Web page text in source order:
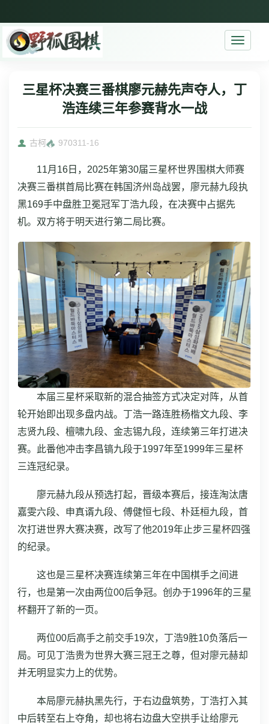
Toggle
三星杯决赛三番棋廖元赫先声夺人，丁
浩连续三年参赛背水一战
古柯 970311-16
11月16日，2025年第30届三星杯世界围棋大师赛
决赛三番棋首局比赛在韩国济州岛战罢，廖元赫九段执
黑169手中盘胜卫冕冠军丁浩九段，在决赛中占据先
机。双方将于明天进行第二局比赛。
本届三星杯采取新的混合抽签方式决定对阵，从首
轮开始即出现多盘内战。丁浩一路连胜杨楷文九段、李
志贤九段、檀啸九段、金志锡九段，连续第三年打进决
赛。此番他冲击李昌镐九段于1997年至1999年三星杯
三连冠纪录。
廖元赫九段从预选打起，晋级本赛后，接连淘汰唐
嘉雯六段、申真谞九段、傅健恒七段、朴廷桓九段，首
次打进世界大赛决赛，改写了他2019年止步三星杯四强
的纪录。
这也是三星杯决赛连续第三年在中国棋手之间进
行，也是第一次由两位00后争冠。创办于1996年的三星
杯翻开了新的一页。
两位00后高手之前交手19次，丁浩9胜10负落后一
局。可见丁浩贵为世界大赛三冠王之尊，但对廖元赫却
并无明显实力上的优势。
本局廖元赫执黑先行，于右边盘筑势，丁浩打入其
中后转至右上夺角，却也将右边盘大空拱手让给廖元